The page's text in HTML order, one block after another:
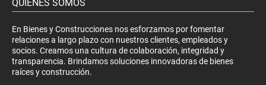
QUIÉNES SOMOS
En Bienes y Construcciones nos esforzamos por fomentar
relaciones a largo plazo con nuestros clientes, empleados y
socios. Creamos una cultura de colaboración, integridad y
transparencia. Brindamos soluciones innovadoras de bienes
raíces y construcción.